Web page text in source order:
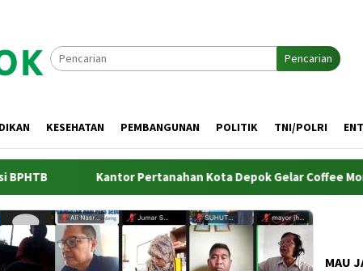
Pencarian
KESEHATAN PEMBANGUNAN POLITIK TNI/POLRI
Kantor Pertanahan Kota Depok Gelar Coffee Morning
MAU